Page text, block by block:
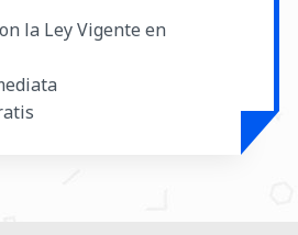
la Ley Vigente en